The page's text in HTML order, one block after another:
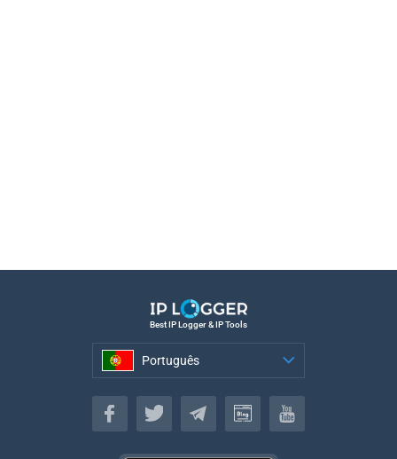
Best IP Logger & IP Tools
Português
Português